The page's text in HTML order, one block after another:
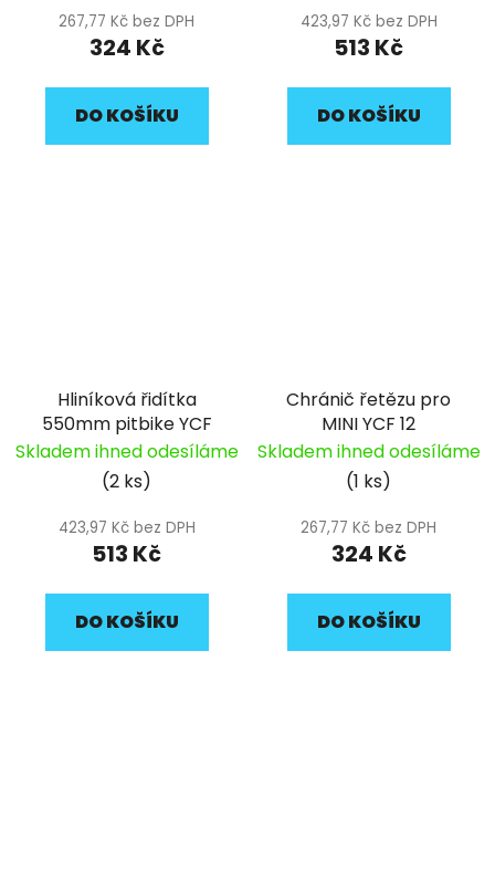
267,77 Kč bez DPH
324 Kč
DO KOŠÍKU
423,97 Kč bez DPH
513 Kč
DO KOŠÍKU
Hliníková řidítka
550mm pitbike YCF
Skladem ihned odesíláme
(2 ks)
423,97 Kč bez DPH
513 Kč
DO KOŠÍKU
Chránič řetězu pro
MINI YCF 12
Skladem ihned odesíláme
(1 ks)
267,77 Kč bez DPH
324 Kč
DO KOŠÍKU